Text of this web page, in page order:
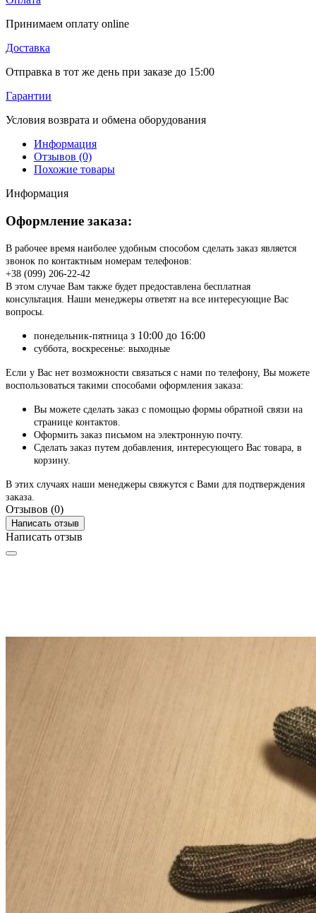
Принимаем оплату online
Доставка
Отправка в тот же день при заказе до 15:00
Гарантии
Условия возврата и обмена оборудования
Информация
Отзывов (0)
Похожие товары
Информация
Оформление заказа:
В рабочее время наиболее удобным способом сделать заказ является
звонок по контактным номерам телефонов:
+38 (099) 206-22-42
В этом случае Вам также будет предоставлена бесплатная
консультация. Наши менеджеры ответят на все интересующие Вас
вопросы.
понедельник-пятница з 10:00 до 16:00
суббота, воскресенье: выходные
Если у Вас нет возможности связаться с нами по телефону, Вы можете
воспользоваться такими способами оформления заказа:
Вы можете сделать заказ с помощью формы обратной связи на
странице контактов.
Оформить заказ письмом на электронную почту.
Сделать заказ путем добавления, интересующего Вас товара, в
корзину.
В этих случаях наши менеджеры свяжутся с Вами для подтверждения
заказа.
Отзывов (0)
Написать отзыв
Написать отзыв